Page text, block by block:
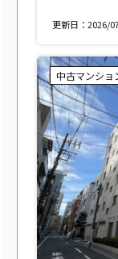
更新日：2026/
中古マンショ